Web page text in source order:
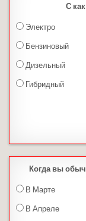
С
Электро
Бензиновый
Дизельный
Гибридный
Когда вы
В Марте
В Апреле